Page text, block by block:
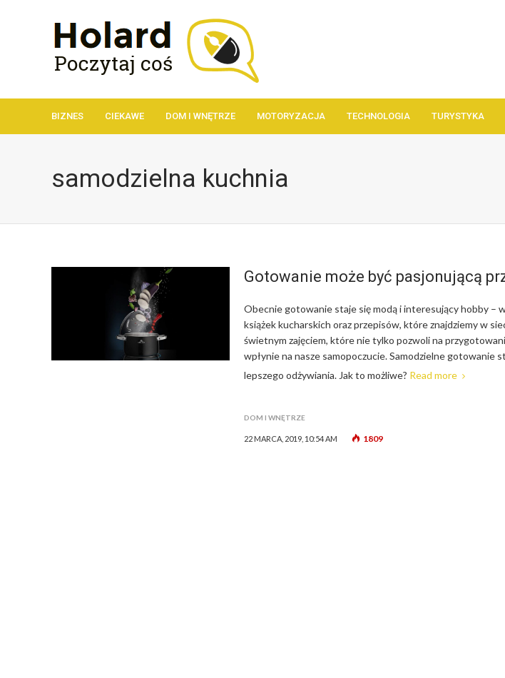
BIZNES CIEKAWE DOM I WNĘTRZE MOTORYZACJA TECHNOLOGIA TURYSTYKA
samodzielna kuchnia
Gotowanie może być pasjonującą
Obecnie gotowanie staje się modą i interesujący hobby –
książek kucharskich oraz przepisów, które znajdziemy w
świetnym zajęciem, które nie tylko pozwoli na
wpłynie na nasze samopoczucie. Samodzielne gotowanie
lepszego odżywiania. Jak to możliwe? Read more
DOM I WNĘTRZE
22 MARCA, 2019, 10:54 AM 1809